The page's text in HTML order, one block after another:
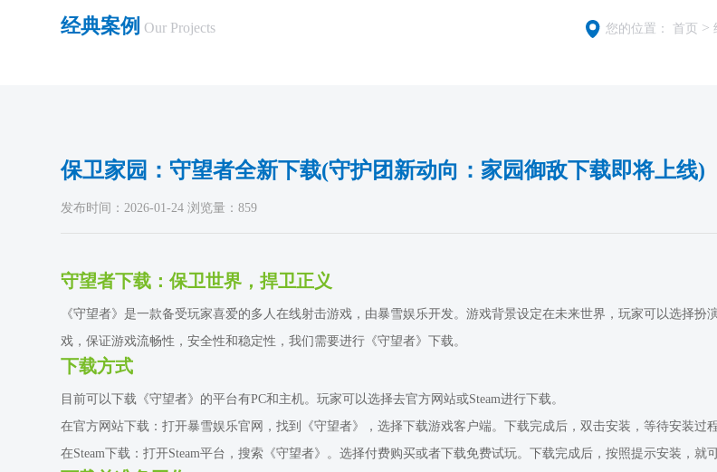
经典案例 Our Projects 您的位置： 首页 >
保卫家园：守望者全新下载(守护团新动向：家园御敌下载即将上线)
发布时间：2026-01-24 浏览量：859
守望者下载：保卫世界，捍卫正义
《守望者》是一款备受玩家喜爱的多人在线射击游戏，由暴雪娱乐开发。游戏背景设定在未来世界，玩家可以选择
戏，保证游戏流畅性，安全性和稳定性，我们需要进行《守望者》下载。
下载方式
目前可以下载《守望者》的平台有PC和主机。玩家可以选择去官方网站或Steam进行下载。
在官方网站下载：打开暴雪娱乐官网，找到《守望者》，选择下载游戏客户端。下载完成后，双击安装，等待安装过
在Steam下载：打开Steam平台，搜索《守望者》。选择付费购买或者下载免费试玩。下载完成后，按照提示安装，就